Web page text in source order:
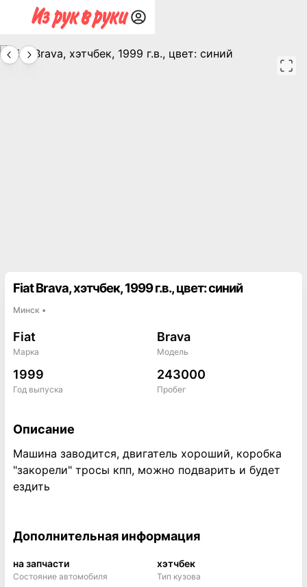
Fiat Brava, хэтчбек, 1999 г.в., цвет: синий
Минск ▪
Fiat
Марка
Brava
Модель
1999
Год выпуска
243000
Пробег
Описание
Машина заводится, двигатель хороший, коробка
"закорели" тросы кпп, можно подварить и будет
ездить
Дополнительная информация
на запчасти
Состояние автомобиля
хэтчбек
Тип кузова